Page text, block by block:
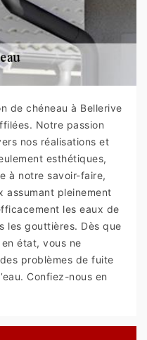
de chéneau à Bellerive
Notre passion
nos réalisations et
esthétiques,
à notre savoir-faire,
assumant pleinement
les eaux de
les gouttières. Dès que
état, vous ne
problèmes de fuite
Confiez-nous en